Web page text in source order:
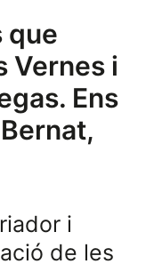
que
Vernes i
Ens
i
de les